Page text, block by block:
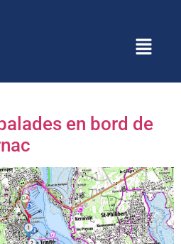
Activités et
en bord de